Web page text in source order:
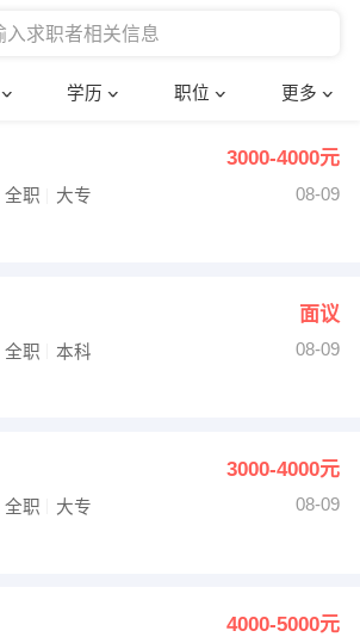
学历 职位 更多
护士
法律
确定
3000-4000元
全职 大专
08-09
面议
全职 本科
08-09
3000-4000元
全职 大专
08-09
4000-5000元